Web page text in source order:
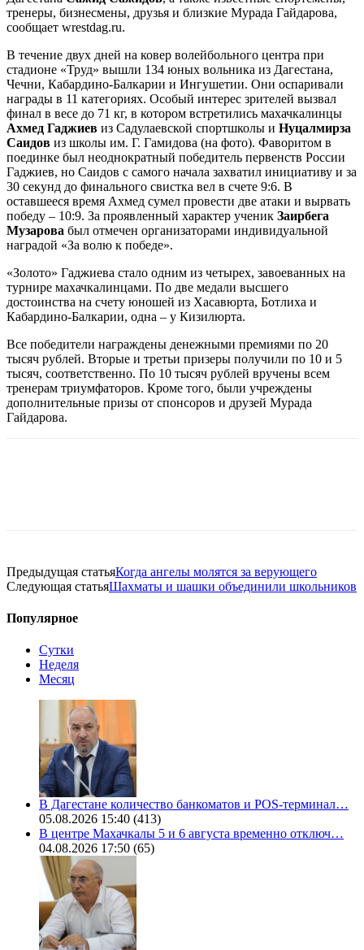
тренеры, бизнесмены, друзья и близкие Мурада Гайдарова,
сообщает wrestdag.ru.
В течение двух дней на ковер волейбольного центра при
стадионе «Труд» вышли 134 юных вольника из Дагестана,
Чечни, Кабардино-Балкарии и Ингушетии. Они оспаривали
награды в 11 категориях. Особый интерес зрителей вызвал
финал в весе до 71 кг, в котором встретились махачкалинцы
Ахмед Гаджиев из Садулаевской спортшколы и Нуцалмирза
Саидов из школы им. Г. Гамидова (на фото). Фаворитом в
поединке был неоднократный победитель первенств России
Гаджиев, но Саидов с самого начала захватил инициативу и за
30 секунд до финального свистка вел в счете 9:6. В
оставшееся время Ахмед сумел провести две атаки и вырвать
победу – 10:9. За проявленный характер ученик Заирбега
Музарова был отмечен организаторами индивидуальной
наградой «За волю к победе».
«Золото» Гаджиева стало одним из четырех, завоеванных на
турнире махачкалинцами. По две медали высшего
достоинства на счету юношей из Хасавюрта, Ботлиха и
Кабардино-Балкарии, одна – у Кизилюрта.
Все победители награждены денежными премиями по 20
тысяч рублей. Вторые и третьи призеры получили по 10 и 5
тысяч, соответственно. По 10 тысяч рублей вручены всем
тренерам триумфаторов. Кроме того, были учреждены
дополнительные призы от спонсоров и друзей Мурада
Гайдарова.
Предыдущая статьяКогда ангелы молятся за верующего
Следующая статьяШахматы и шашки объединили школьников
Популярное
Сутки
Неделя
Месяц
В Дагестане количество банкоматов и POS-терминал…
05.08.2026 15:40 (413)
В центре Махачкалы 5 и 6 августа временно отключ…
04.08.2026 17:50 (65)